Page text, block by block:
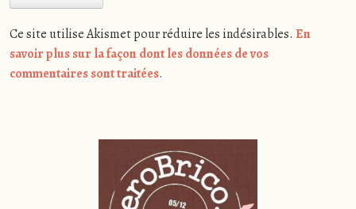
Ce site utilise Akismet pour réduire les indésirables. En
savoir plus sur la façon dont les données de vos
commentaires sont traitées.